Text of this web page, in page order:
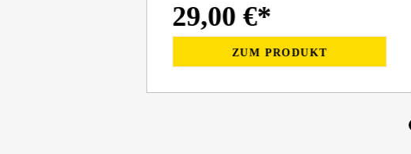
29,00 €*
ZUM PRODUKT